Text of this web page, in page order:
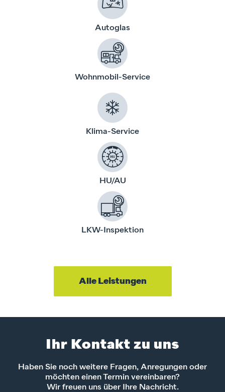
Autoglas
Wohnmobil-Service
Klima-Service
HU/AU
LKW-Inspektion
Alle Leistungen
Ihr Kontakt zu uns
Haben Sie noch weitere Fragen, Anregungen oder
möchten einen Termin vereinbaren?
Wir freuen uns über Ihre Nachricht.